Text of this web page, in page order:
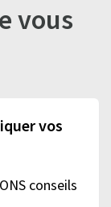
vous
vos
conseils